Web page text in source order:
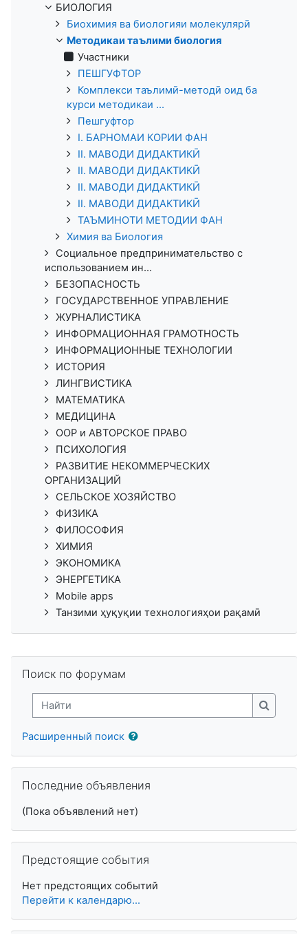
БИОЛОГИЯ
Биохимия ва биологияи молекулярӣ
Методикаи таълими биология
Участники
ПЕШГУФТОР
Комплекси таълимӣ-методӣ оид ба
курси методикаи ...
Пешгуфтор
I. БАРНОМАИ КОРИИ ФАН
II. МАВОДИ ДИДАКТИКӢ
II. МАВОДИ ДИДАКТИКӢ
II. МАВОДИ ДИДАКТИКӢ
II. МАВОДИ ДИДАКТИКӢ
ТАЪМИНОТИ МЕТОДИИ ФАН
Химия ва Биология
Социальное предпринимательство с
использованием ин...
БЕЗОПАСНОСТЬ
ГОСУДАРСТВЕННОЕ УПРАВЛЕНИЕ
ЖУРНАЛИСТИКА
ИНФОРМАЦИОННАЯ ГРАМОТНОСТЬ
ИНФОРМАЦИОННЫЕ ТЕХНОЛОГИИ
ИСТОРИЯ
ЛИНГВИСТИКА
МАТЕМАТИКА
МЕДИЦИНА
ООР и АВТОРСКОЕ ПРАВО
ПСИХОЛОГИЯ
РАЗВИТИЕ НЕКОММЕРЧЕСКИХ
ОРГАНИЗАЦИЙ
СЕЛЬСКОЕ ХОЗЯЙСТВО
ФИЗИКА
ФИЛОСОФИЯ
ХИМИЯ
ЭКОНОМИКА
ЭНЕРГЕТИКА
Mobile apps
Танзими ҳуқуқии технологияҳои рақамӣ
Поиск по форумам
Найти
Найти
Расширенный поиск
Последние объявления
(Пока объявлений нет)
Предстоящие события
Нет предстоящих событий
Перейти к календарю...